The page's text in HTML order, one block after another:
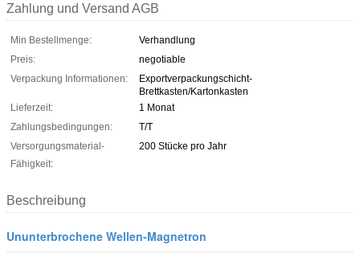
Zahlung und Versand AGB
Min Bestellmenge:
Verhandlung
Preis:
negotiable
Verpackung Informationen:
Exportverpackungschicht-
Brettkasten/Kartonkasten
Lieferzeit:
1 Monat
Zahlungsbedingungen:
T/T
Versorgungsmaterial-
Fähigkeit:
200 Stücke pro Jahr
Beschreibung
Ununterbrochene Wellen-Magnetron